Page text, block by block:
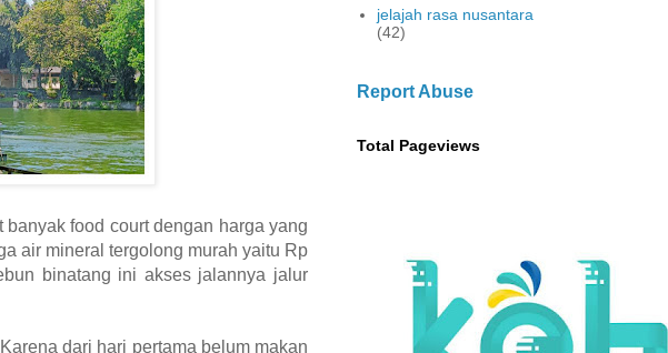
food court dengan harga yang
air mineral tergolong murah yaitu Rp
binatang ini akses jalannya jalur
dari hari pertama belum makan
jelajah rasa nusantara
(42)
Report Abuse
Total Pageviews